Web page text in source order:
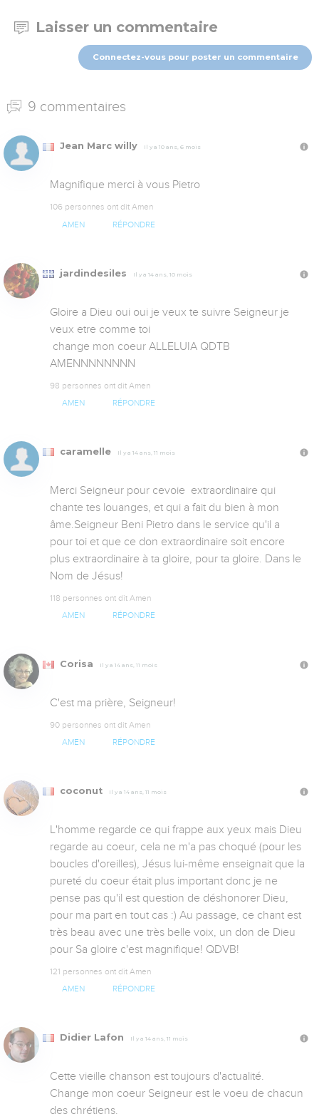
Laisser un commentaire
Connectez-vous pour poster un commentaire
9 commentaires
Jean Marc willy Il y a 10 ans, 6 mois
Magnifique merci à vous Pietro
106 personnes ont dit Amen
AMEN RÉPONDRE
jardindesiles Il y a 14 ans, 10 mois
Gloire a Dieu oui oui je veux te suivre Seigneur je
veux etre comme toi
AMENNNNNNNN
98 personnes ont dit Amen
AMEN RÉPONDRE
caramelle Il y a 14 ans, 11 mois
Merci Seigneur pour cevoie  extraordinaire qui
chante tes louanges, et qui a fait du bien à mon
âme.Seigneur Beni Pietro dans le service qu'il a
pour toi et que ce don extraordinaire soit encore
plus extraordinaire à ta gloire, pour ta gloire. Dans le
Nom de Jésus!
118 personnes ont dit Amen
AMEN RÉPONDRE
Corisa Il y a 14 ans, 11 mois
C'est ma prière, Seigneur!
90 personnes ont dit Amen
AMEN RÉPONDRE
coconut Il y a 14 ans, 11 mois
L'homme regarde ce qui frappe aux yeux mais Dieu
regarde au coeur, cela ne m'a pas choqué (pour les
boucles d'oreilles), Jésus lui-même enseignait que la
pureté du coeur était plus important donc je ne
pense pas qu'il est question de déshonorer Dieu,
pour ma part en tout cas :) Au passage, ce chant est
très beau avec une très belle voix, un don de Dieu
pour Sa gloire c'est magnifique! QDVB!
121 personnes ont dit Amen
AMEN RÉPONDRE
Didier Lafon Il y a 14 ans, 11 mois
Cette vieille chanson est toujours d'actualité.
Change mon coeur Seigneur est le voeu de chacun
des chrétiens.